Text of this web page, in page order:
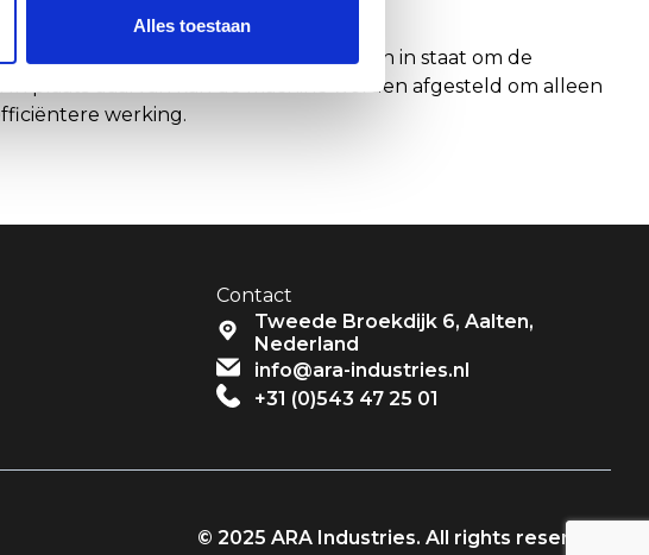
Alles toestaan
aan te passen. Dit stelt Hoopman in staat om de
plaats daarvan kan de machine worden afgesteld om alleen
werking.
Contact
Tweede Broekdijk 6, Aalten,
Nederland
info@ara-industries.nl
+31 (0)543 47 25 01
© 2025 ARA Industries. All rights reserved.